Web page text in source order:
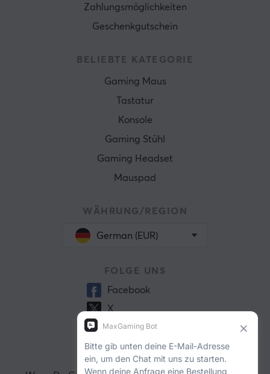
Zahlungsmöglichkeiten
Geschenkgutschein
BELIEBTE KATEGORIE
Gaming Maus
Tastatur
Konsole
Gaming Stühl
Gaming Headset
Mauspad
WÄHRUNG/REGION
German (EUR)
FOLGE UNS
Facebook
X
Instagram
GAMING STORE